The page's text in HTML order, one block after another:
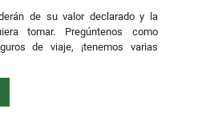
de su valor declarado y la
tomar. Pregúntenos como
de viaje, ¡tenemos varias